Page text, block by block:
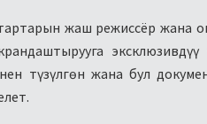
жаш режиссёр жана
эксклюзивдүү
түзүлгөн жана бул